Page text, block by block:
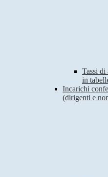
Tassi di
in
Incarichi
(dirigenti e